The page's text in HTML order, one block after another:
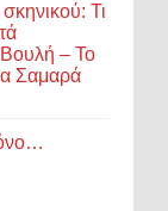
Τι
– Το
Σαμαρά